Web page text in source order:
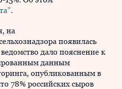
.
на
появилась
дало пояснение к
данным
опубликованным в
78% российских сыров